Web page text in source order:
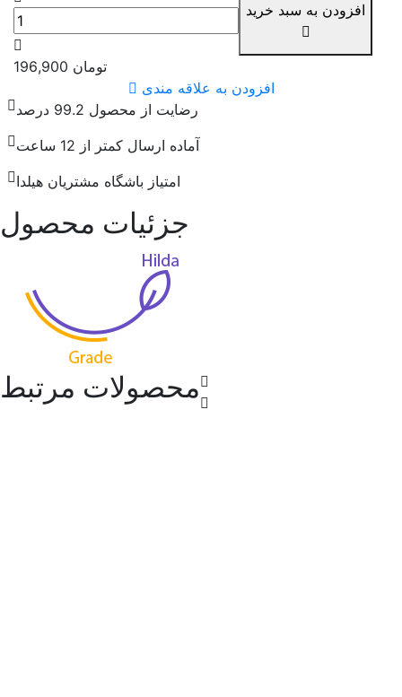
افزودن به سبد خرید
196,900 تومان
افزودن به علاقه مندی
رضایت از محصول 99.2 درصد
آماده ارسال کمتر از 12 ساعت
امتیاز باشگاه مشتریان هیلدا
جزئیات محصول
محصولات مرتبط